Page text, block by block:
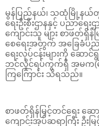
မွန်ပြည်နယ်၊ သထုံမြို့နယ်
ရေးဦးစီးဌာနနှင့် ပညာရေး
ကျောင်းသူ များ စာဖတ်
စေရေးအတွက် အခြေခံပညာ
ရေးလုပ်ငန်းများကို ဆေ
ဘင်လှိုင်ရပ်ကွက်ရှိ အမက(မေ
ကြ‌ကြောင်း သိရသည်။
စာဖတ်ရှိန်မြှင့်တင်ရေး ဆ
ကျောင်းအုပ်ဆရာကြီး ဦးမ